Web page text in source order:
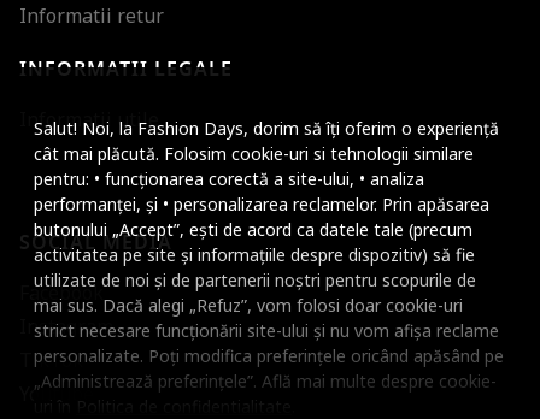
Salut! Noi, la Fashion Days, dorim să îți oferim o experiență
cât mai plăcută. Folosim cookie-uri si tehnologii similare
pentru: • funcționarea corectă a site-ului, • analiza
performanței, și • personalizarea reclamelor. Prin apăsarea
butonului „Accept”, ești de acord ca datele tale (precum
activitatea pe site și informațiile despre dispozitiv) să fie
utilizate de noi și de partenerii noștri pentru scopurile de
mai sus. Dacă alegi „Refuz”, vom folosi doar cookie-uri
strict necesare funcționării site-ului și nu vom afișa reclame
personalizate. Poți modifica preferințele oricând apăsând pe
„Administrează preferințele”. Află mai multe despre cookie-
Informatii retur
INFORMATII LEGALE
Informatii utile
SOCIAL MEDIA
Facebook
Instagram
TikTok
Youtube
Micsoreaza
Mareste spatierea
Micsoreaza
Mareste inaltimea
Micsoreaza
Inverseaza culorile